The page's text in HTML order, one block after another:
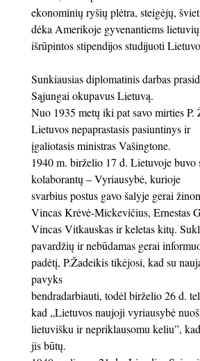
ekonominių ryšių plėtra, steigėjų,
dėka Amerikoje gyvenantiems
išrūpintos stipendijos studijuoti
Sunkiausias diplomatinis darbas
Sąjungai okupavus Lietuvą.
Nuo 1935 metų iki pat savo mirties P.
Lietuvos nepaprastasis pasiuntinys ir
įgaliotasis ministras Vašingtone.
1940 m. birželio 17 d. Lietuvoje buvo
kolaborantų – Vyriausybė, kurioje
svarbius postus gavo šalyje gerai
Vincas Krėvė-Mickevičius, Ernestas
Vincas Vitkauskas ir keletas kitų.
pavardžių ir nebūdamas gerai
padėtį, P.Žadeikis tikėjosi, kad su
pavyks
bendradarbiauti, todėl birželio 26 d.
kad „Lietuvos naujoji vyriausybė
lietuvišku ir nepriklausomu keliu”,
jis būtų.